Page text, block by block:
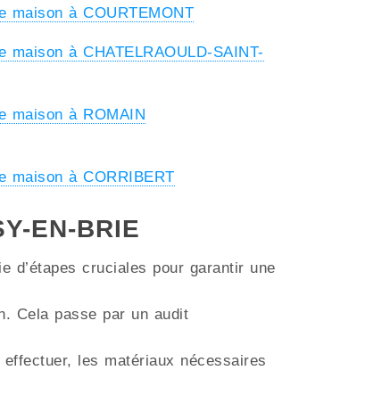
maison à COURTEMONT
à CHATELRAOULD-SAINT-
maison à ROMAIN
maison à CORRIBERT
EN-BRIE
d’étapes cruciales pour garantir une
Cela passe par un audit
les matériaux nécessaires